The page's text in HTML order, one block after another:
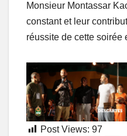
Monsieur Montassar
constant et leur
réussite de cette soirée
Post Views: 97